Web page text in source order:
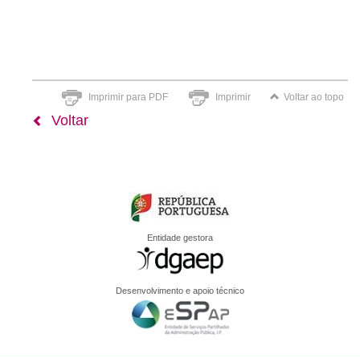
Imprimir para PDF Imprimir Voltar ao topo
Voltar
Entidade gestora
Desenvolvimento e apoio técnico